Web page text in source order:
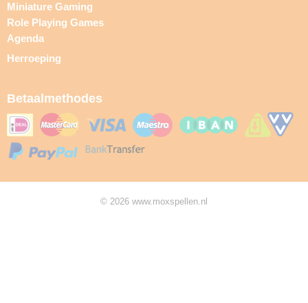
Miniature Gaming
Role Playing Games
Agenda
Herroeping
Betaalmethodes
© 2026 www.moxspellen.nl